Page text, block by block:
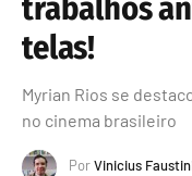
trabalhos
telas!
Myrian Rios se
no cinema brasileiro
PorVinicius